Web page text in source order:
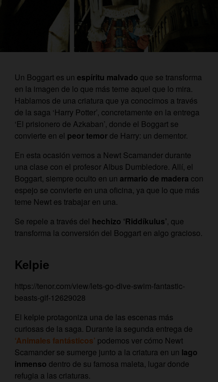
Un Boggart es un espíritu malvado que se transforma
en la imagen de lo que más teme aquel que lo mira.
Hablamos de una criatura que ya conocimos a través
de la saga ‘Harry Potter’, concretamente en la entrega
‘El prisionero de Azkaban’, donde el Boggart se
convierte en el peor temor de Harry: un dementor.
En esta ocasión vemos a Newt Scamander durante
una clase con el profesor Albus Dumbledore. Allí, el
Boggart, siempre oculto en un armario de madera con
espejo se convierte en una oficina, ya que lo que más
teme Newt es trabajar en una.
Se repele a través del hechizo ‘Riddíkulus’, que
transforma la conversión del Boggart en algo gracioso.
Kelpie
https://tenor.com/view/lets-go-dive-swim-fantastic-
beasts-gif-12629028
El kelpie protagoniza una de las escenas más
curiosas de la saga. Durante la segunda entrega de
‘Animales fantásticos’ podemos ver cómo Newt
Scamander se sumerge junto a la criatura en un lago
inmenso dentro de su famosa maleta, lugar donde
refugia a las criaturas.